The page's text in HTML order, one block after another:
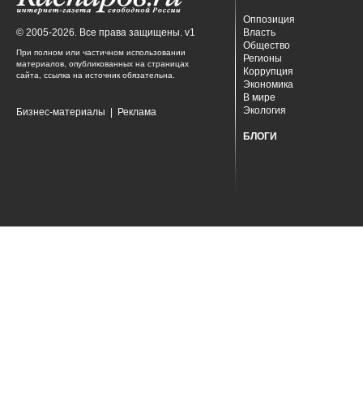
© 2005-2026. Все права защищены. v1
При полном или частичном использовании
материалов, опубликованных на страницах
сайта, ссылка на источник обязательна.
Бизнес-материалы Реклама
Оппозиция
Власть
Общество
Регионы
Коррупция
Экономика
В мире
Экология
БЛОГИ